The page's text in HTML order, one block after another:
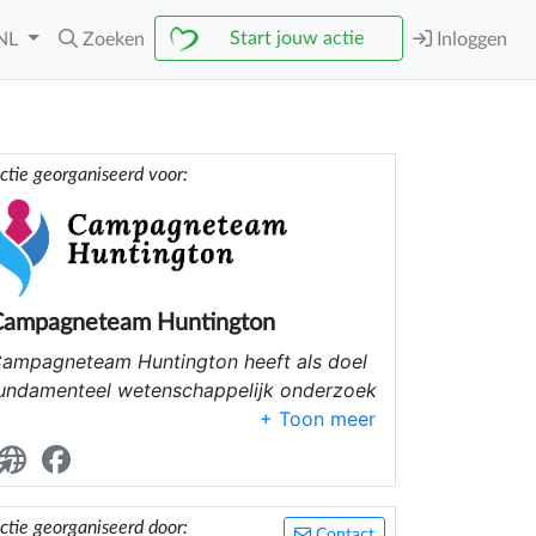
Zoeken Start jouw actie Inloggen
georganiseerd voor:
Huntington
Huntington heeft als doel
wetenschappelijk onderzoek
te financieren dat tot een genezende
therapie voor de ziekte van Huntington
leiden.
vergroten de bekendheid van de
georganiseerd door: